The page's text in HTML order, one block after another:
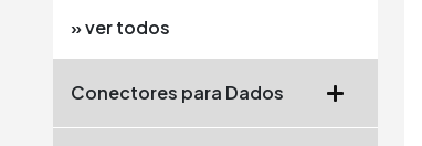
» ver todos
Conectores para Dados